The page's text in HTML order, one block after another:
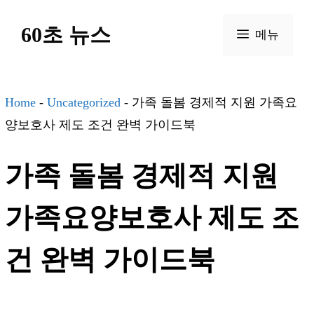
건
너
기
60초 뉴스 메뉴
Home - Uncategorized - 가족 돌봄 경제적 지원 가족요
양보호사 제도 조건 완벽 가이드북
가족 돌봄 경제적 지원
가족요양보호사 제도 조
건 완벽 가이드북